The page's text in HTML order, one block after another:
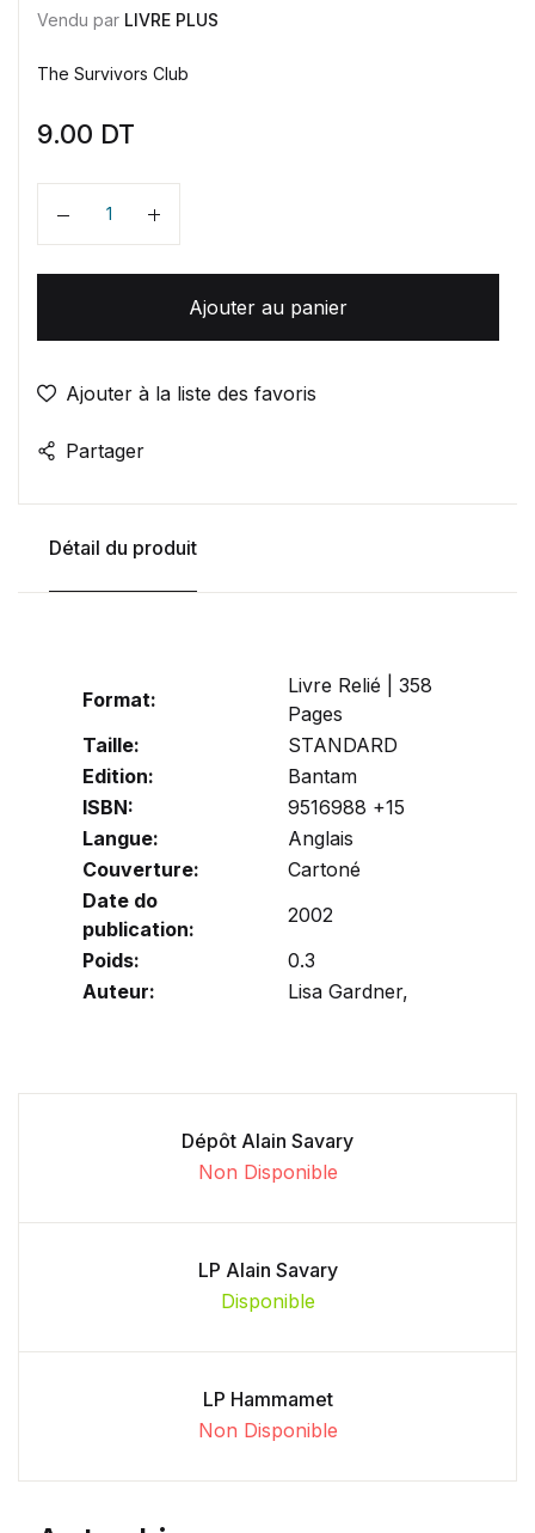
Vendu par LIVRE PLUS
The Survivors Club
9.00 DT
Quantité
Ajouter au panier
Ajouter à la liste des favoris
Partager
Détail du produit
Format:
Livre Relié | 358
Pages
Taille:
STANDARD
Edition:
Bantam
ISBN:
9516988 +15
Langue:
Anglais
Couverture:
Cartoné
Date do
publication:
2002
Poids:
0.3
Auteur:
Lisa Gardner,
Dépôt Alain Savary
Non Disponible
LP Alain Savary
Disponible
LP Hammamet
Non Disponible